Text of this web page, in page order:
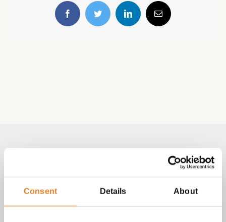
Consent Details About
FacebookTwitter LinkedInE-
mail
Aangepast met telefoonnummer:
tot vragen over bestellingen, betalingen en leveringen.